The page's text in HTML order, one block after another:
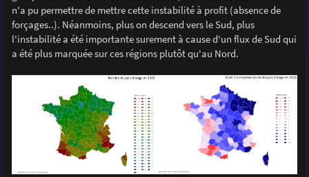
n'a pu permettre de mettre cette instabilité à profit (absence de
forçages..). Néanmoins, plus on descend vers le Sud, plus
l'instabilité a été importante surement à cause d'un flux de Sud qui
a été plus marquée sur ces régions plutôt qu'au Nord.